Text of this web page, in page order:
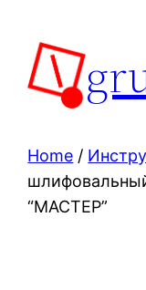
content
Home /
“МАСТЕР”